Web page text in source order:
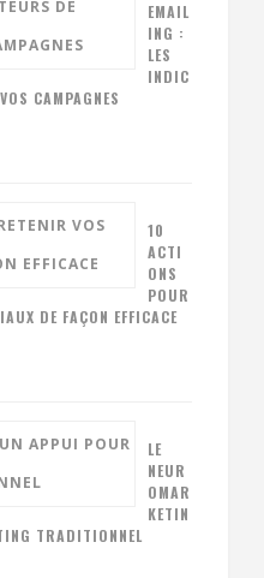
EMAIL
ING :
LES
INDIC
CAMPAGNES
10
ACTI
ONS
POUR
DE FAÇON EFFICACE
LE
NEUR
OMAR
KETIN
TRADITIONNEL